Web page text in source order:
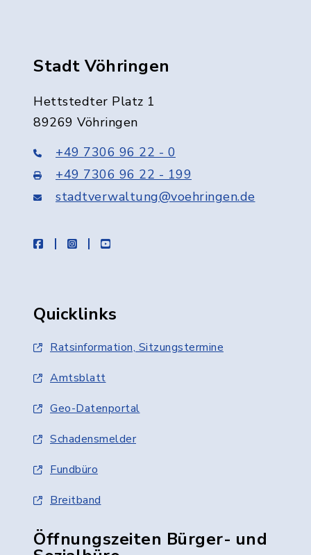
Stadt Vöhringen
Hettstedter Platz 1
89269 Vöhringen
+49 7306 96 22 - 0
+49 7306 96 22 - 199
stadtverwaltung@voehringen.de
facebookinstagramyoutube
Quicklinks
Ratsinformation, Sitzungstermine
Amtsblatt
Geo-Datenportal
Schadensmelder
Fundbüro
Breitband
Öffnungszeiten Bürger- und